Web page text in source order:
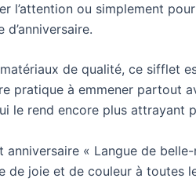
l’attention ou simplement
de qualité, ce sifflet
pratique à emmener partout
le rend encore plus attrayant
anniversaire « Langue de
de joie et de couleur à toutes